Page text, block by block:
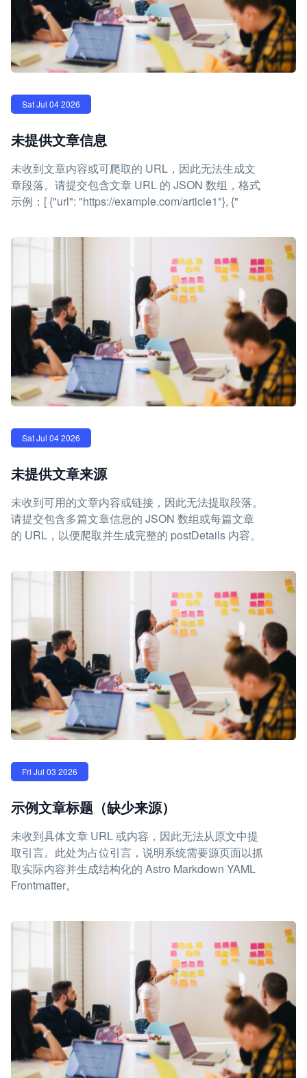
Sat Jul 04 2026
未提供文章信息
未收到文章内容或可爬取的 URL，因此无法生成文
章段落。请提交包含文章 URL 的 JSON 数组，格式
示例：[ {"url": "https://example.com/article1"}, {"
Sat Jul 04 2026
未提供文章来源
未收到可用的文章内容或链接，因此无法提取段落。
请提交包含多篇文章信息的 JSON 数组或每篇文章
的 URL，以便爬取并生成完整的 postDetails 内容。
Fri Jul 03 2026
示例文章标题（缺少来源）
未收到具体文章 URL 或内容，因此无法从原文中提
取引言。此处为占位引言，说明系统需要源页面以抓
取实际内容并生成结构化的 Astro Markdown YAML
Frontmatter。